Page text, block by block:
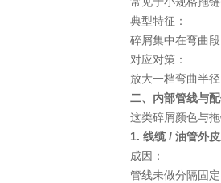
典型特征 ：
碎屑集中在弯曲
对应对策 ：
放大一档弯曲半
二、内部管线与
这类碎屑颜色与
1. 线缆 / 油管外
成因 ：
管线未做分隔固